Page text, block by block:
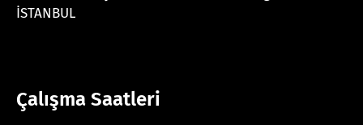
İSTANBUL
Çalışma Saatleri